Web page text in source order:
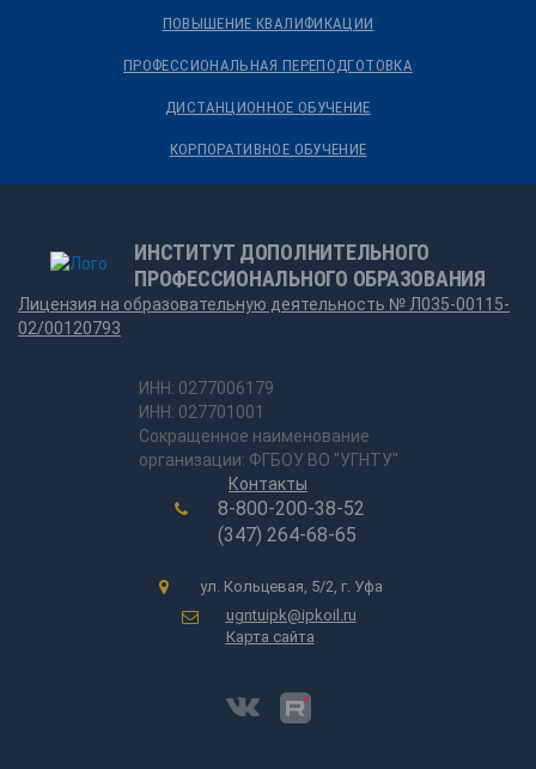
ПОВЫШЕНИЕ КВАЛИФИКАЦИИ
ПРОФЕССИОНАЛЬНАЯ ПЕРЕПОДГОТОВКА
ДИСТАНЦИОННОЕ ОБУЧЕНИЕ
КОРПОРАТИВНОЕ ОБУЧЕНИЕ
ИНСТИТУТ ДОПОЛНИТЕЛЬНОГО
ПРОФЕССИОНАЛЬНОГО ОБРАЗОВАНИЯ
Лицензия на образовательную деятельность № Л035-00115-
02/00120793
ИНН: 0277006179
ИНН: 027701001
Сокращенное наименование
организации: ФГБОУ ВО "УГНТУ"
Контакты
8-800-200-38-52
(347) 264-68-65
ул. Кольцевая, 5/2, г. Уфа
ugntuipk@ipkoil.ru
Карта сайта